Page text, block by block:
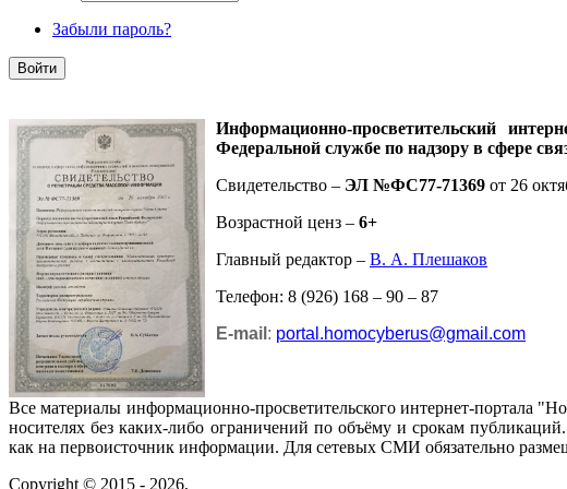
Забыли пароль?
Информационно-просветительский
Федеральной службе по надзору в сфере
Свидетельство – ЭЛ №ФС77-71369 от 26
Возрастной ценз – 6+
Главный редактор – В. А. Плешаков
Телефон: 8 (926) 168 – 90 – 87
E-mail : portal.homocyberus@gmail.com
Все материалы информационно-просветительского интернет-портала
носителях без каких-либо ограничений по объёму и срокам
как на первоисточник информации. Для сетевых СМИ обязательно
Copyright © 2015 - 2026,